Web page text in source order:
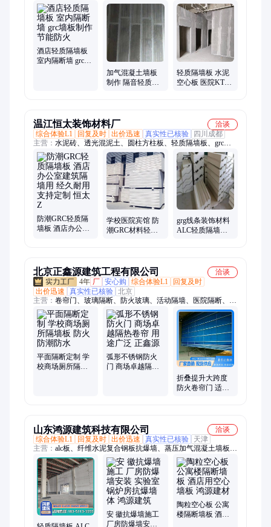
质隔墙板、隔墙板、新型轻质隔墙板、厂房轻质隔墙板、防火轻
质隔墙板、KTV轻质隔墙板、酒吧隔墙板、学校隔墙板、宾馆隔
墙板、聚苯颗粒轻质隔墙板、加气混凝土隔墙板、陶粒空心墙
板、水泥复合墙板、硅酸钙板
酒店轻质隔墙板
室内隔断墙 grc墙
加气混凝土墙板
制作 隔音轻质隔
轻质隔墙板 水泥
空心板 医院KTV
温江恒太装饰材料厂
洽谈
综合体验L1
回复及时 出价迅速 真实性已核验
四川成都
主营： 水泥砖、透光混泥土、圆柱方柱板、轻质隔墙板、grc轻
质隔墙板、别墅外墙线条、石膏格栅、grg材料、grc线条、grc
板、uhpc高强混泥土、eps构件、石膏线条
防潮GRC轻质隔
墙板 酒店办公室
学校医院宾馆 防
潮GRC材料轻质
grg线条装饰材料
ALC轻质隔墙板
北京正鑫源建筑工程有限公司
洽谈
4年 厂 安心购 综合体验L1
回复及时
出价迅速
真实性已核验 北京
主营： 卷帘门、玻璃隔断、防火玻璃、活动隔墙、医院隔断、防
水隔断、防火隔板、防火卷帘、防火隔断、挡烟垂壁、防火硅胶
布、固定式玻璃、工程类垂壁、刚性柔性玻璃、工业门、公共卫
生间隔断、防火岩棉板隔断、防火卷帘门、钢制防卷帘门、断桥
阳光房、防火门、防火窗、挡车器、天棚遮阳、快速门、挡烟隔
断
平面隔断定制 学
校商场厕所隔墙
弧形不锈钢防火
门 商场卓越隔热
折叠提升大跨度
防火卷帘门 适配
山东鸿源建筑科技有限公司
洽谈
综合体验L1
回复及时 出价迅速 真实性已核验
天津
主营： alc板、纤维水泥复合钢板抗爆墙、蒸压加气混凝土墙板、
轻质隔墙板、聚苯颗粒轻质隔墙板、防火隔墙、alc隔墙板、
NALC隔墙板、AAC隔墙板、厂房alc隔墙板施工、抗爆墙、泄爆
墙、轻质墙板、抗爆墙施工、泄爆墙施工、硅酸盐防火墙、轻钢
龙骨防火墙、蒸压加气混凝土条板、危品库抗爆墙施工、轻质泄
爆墙、aac墙板、防爆墙、工业防火墙、厂房防火墙
安 徽抗爆墙施工
厂房防爆墙安装
陶粒空心板 公寓
楼隔断墙板 酒店